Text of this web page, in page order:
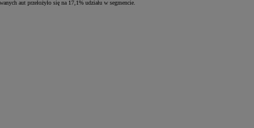
aut przełożyło się na 17,1% udziału w segmencie.